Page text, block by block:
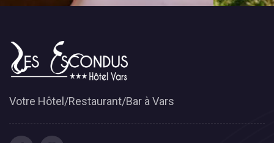
Votre Hôtel/Restaurant/Bar à Vars